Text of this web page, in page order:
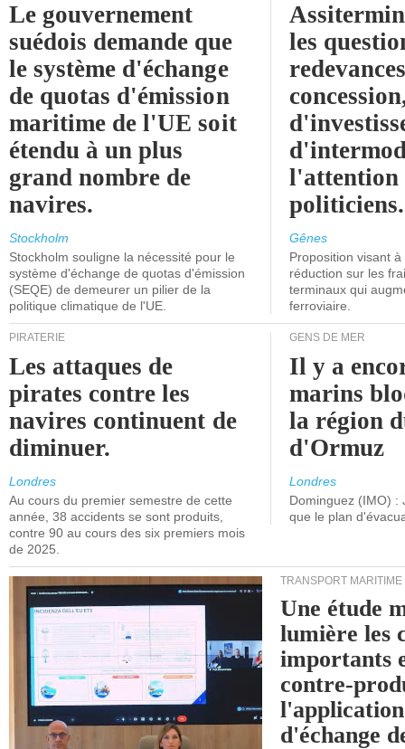
Le gouvernement
suédois demande que
le système d'échange
de quotas d'émission
maritime de l'UE soit
étendu à un plus
grand nombre de
navires.
Stockholm
Stockholm souligne la nécessité pour le
système d'échange de quotas d'émission
(SEQE) de demeurer un pilier de la
politique climatique de l'UE.
les
l'attention
politiciens.
Gênes
Proposition visant
réduction sur les
terminaux qui
ferroviaire.
PIRATERIE
Les attaques de
pirates contre les
navires continuent de
diminuer.
Londres
Au cours du premier semestre de cette
année, 38 accidents se sont produits,
contre 90 au cours des six premiers mois
de 2025.
GENS DE MER
Il y a
marins
la région
d'Ormuz
Londres
Dominguez (IMO) :
que le plan
TRANSPORT MARITIME
Une étude
lumière les
importants
contre-
d'échange